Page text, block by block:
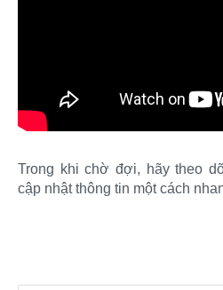
Trong khi chờ đợi, hãy theo
cập nhật thông tin một cách